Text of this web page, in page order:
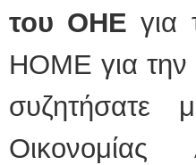
του ΟΗΕ για
HOME για
συζητήσατε